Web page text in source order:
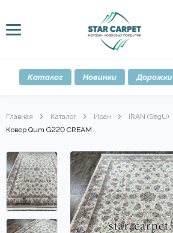
Каталог Новинки Дорожки
Главная Каталог Иран IRAN (SegU)
Ковер Qum G220 CREAM